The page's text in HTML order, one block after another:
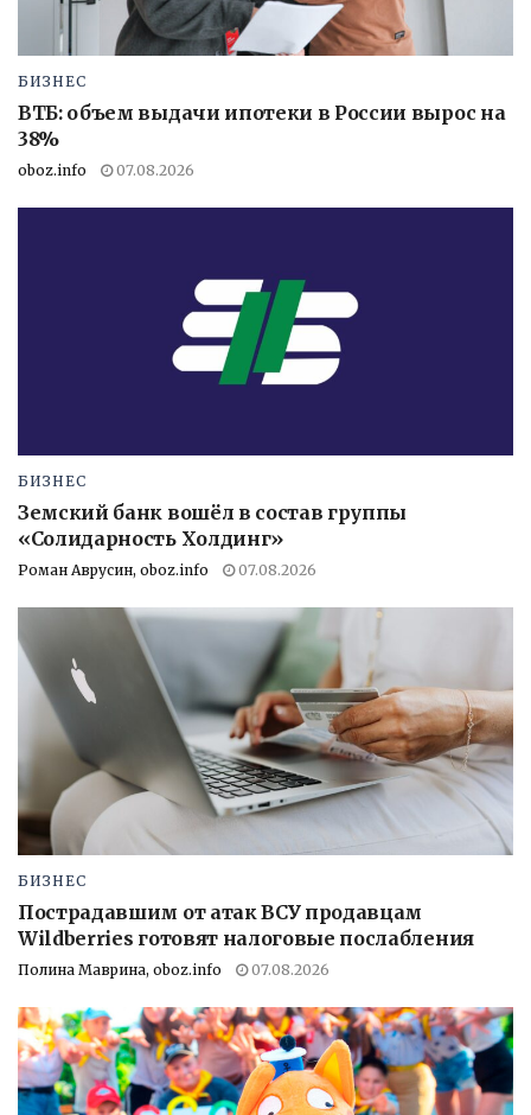
БИЗНЕС
ВТБ: объем выдачи ипотеки в России вырос на
38%
oboz.info 07.08.2026
БИЗНЕС
Земский банк вошёл в состав группы
«Солидарность Холдинг»
Роман Аврусин, oboz.info 07.08.2026
БИЗНЕС
Пострадавшим от атак ВСУ продавцам
Wildberries готовят налоговые послабления
Полина Маврина, oboz.info 07.08.2026